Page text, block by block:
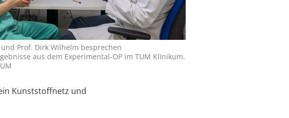
und Prof. Dirk Wilhelm besprechen
aus dem Experimental-OP im TUM Klinikum.
Kunststoffnetz und